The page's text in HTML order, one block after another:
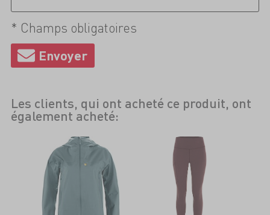
* Champs obligatoires
Les clients, qui ont acheté ce produit, ont
également acheté: